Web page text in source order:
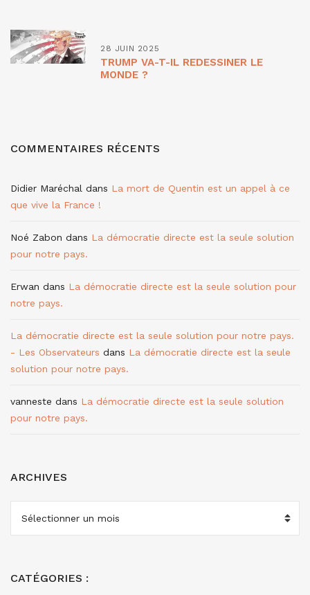
28 JUIN 2025
TRUMP VA-T-IL REDESSINER LE
MONDE ?
COMMENTAIRES RÉCENTS
Didier Maréchal dans La mort de Quentin est un appel à ce
que vive la France !
Noé Zabon dans La démocratie directe est la seule solution
pour notre pays.
Erwan dans La démocratie directe est la seule solution pour
notre pays.
La démocratie directe est la seule solution pour notre pays.
- Les Observateurs dans La démocratie directe est la seule
solution pour notre pays.
vanneste dans La démocratie directe est la seule solution
pour notre pays.
ARCHIVES
ARCHIVES
CATÉGORIES :